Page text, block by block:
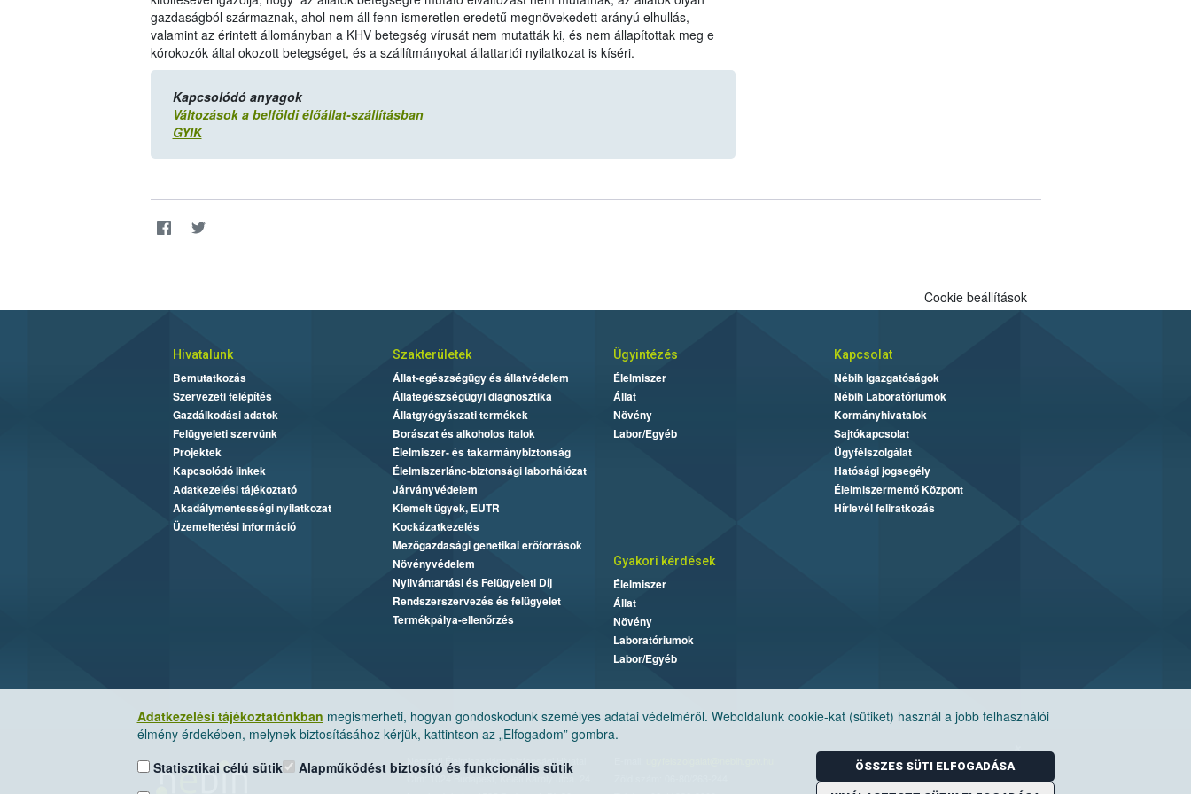
gazdaságból származnak, ahol nem áll fenn ismeretlen eredetű megnövekedett arányú elhullás,
valamint az érintett állományban a KHV betegség vírusát nem mutatták ki, és nem állapítottak meg e
kórokozók által okozott betegséget, és a szállítmányokat állattartói nyilatkozat is kíséri.
Kapcsolódó anyagok
Változások a belföldi élőállat-szállításban
GYIK
Adatkezelési tájékoztatónkban megismerheti, hogyan gondoskodunk személyes adatai védelméről. Weboldalunk cookie-kat (sütiket) használ a jobb felhasználói
élmény érdekében, melynek biztosításához kérjük, kattintson az „Elfogadom” gombra.
Statisztikai célú sütik
Alapműködést biztosító és funkcionális sütik ÖSSZES SÜTI ELFOGADÁSA
Cookie beállítások
Hivatalunk
Bemutatkozás
Szervezeti felépítés
Gazdálkodási adatok
Felügyeleti szervünk
Projektek
Kapcsolódó linkek
Adatkezelési tájékoztató
Akadálymentességi nyilatkozat
Üzemeltetési információ
Szakterületek
Állat-egészségügy és állatvédelem
Állategészségügyi diagnosztika
Állatgyógyászati termékek
Borászat és alkoholos italok
Élelmiszer- és takarmánybiztonság
Élelmiszerlánc-biztonsági laborhálózat
Járványvédelem
Kiemelt ügyek, EUTR
Kockázatkezelés
Mezőgazdasági genetikai erőforrások
Növényvédelem
Nyilvántartási és Felügyeleti Díj
Rendszerszervezés és felügyelet
Termékpálya-ellenőrzés
Ügyintézés
Élelmiszer
Állat
Növény
Labor/Egyéb
Kapcsolat
Nébih Igazgatóságok
Nébih Laboratóriumok
Kormányhivatalok
Sajtókapcsolat
Ügyfélszolgálat
Hatósági jogsegély
Élelmiszermentő Központ
Hírlevél feliratkozás
Gyakori kérdések
Élelmiszer
Állat
Növény
Laboratóriumok
Labor/Egyéb
Nemzeti Élelmiszerlánc-biztonsági Hivatal